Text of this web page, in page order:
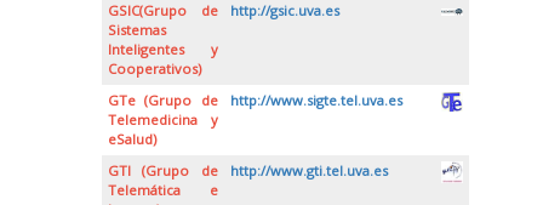
GSIC(Grupo de
Sistemas
Inteligentes y
Cooperativos)
http://gsic.uva.es
GTe (Grupo de
Telemedicina y
eSalud)
http://www.sigte.tel.uva.es
GTI (Grupo de
Telemática e
http://www.gti.tel.uva.es